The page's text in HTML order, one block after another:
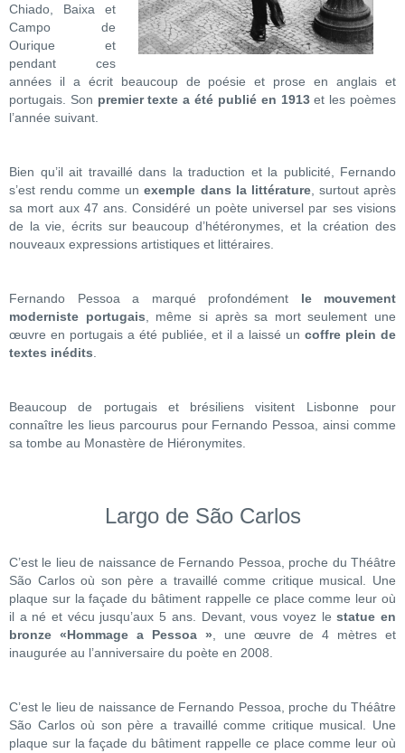
Chiado, Baixa et
Campo de
Ourique et
pendant ces
années il a écrit beaucoup de poésie et prose en anglais et
portugais. Son premier texte a été publié en 1913et les poèmes
l’année suivant.
Bien qu’il ait travaillé dans la traduction et la publicité, Fernando
s’est rendu comme unexemple dans la littérature, surtout après
sa mort aux 47 ans. Considéré un poète universel par ses visions
de la vie, écrits sur beaucoup d’hétéronymes, et la création des
nouveaux expressions artistiques et littéraires.
Fernando Pessoa a marqué profondément le mouvement
moderniste portugais, même si après sa mort seulement une
œuvre en portugais a été publiée, et il a laissé un coffre plein de
textes inédits.
Beaucoup de portugais et brésiliens visitent Lisbonne pour
connaître les lieus parcourus pour Fernando Pessoa, ainsi comme
sa tombe au Monastère de Hiéronymites.
Largo de São Carlos
C’est le lieu de naissance de Fernando Pessoa, proche du Théâtre
São Carlos où son père a travaillé comme critique musical. Une
plaque sur la façade du bâtiment rappelle ce place comme leur où
il a né et vécu jusqu’aux 5 ans. Devant, vous voyez lestatue en
bronze «Hommage a Pessoa », une œuvre de 4 mètres et
inaugurée au l’anniversaire du poète en 2008.
C’est le lieu de naissance de Fernando Pessoa, proche du Théâtre
São Carlos où son père a travaillé comme critique musical. Une
plaque sur la façade du bâtiment rappelle ce place comme leur où